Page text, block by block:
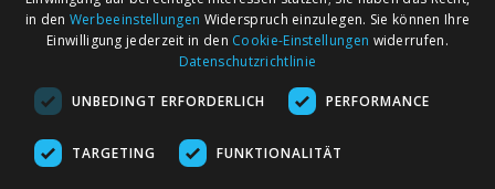
AGB
Impressum
Kontakt
Märkte nach Bundesländern
Märkte nach PLZ
Märkte nach Umkreis
Flohmarkt
in den Werbeeinstellungen Widerspruch einzulegen. Sie können Ihre
Einwilligung jederzeit in den Cookie-Einstellungen widerrufen.
Datenschutzrichtlinie
UNBEDINGT ERFORDERLICH PERFORMANCE
TARGETING FUNKTIONALITÄT